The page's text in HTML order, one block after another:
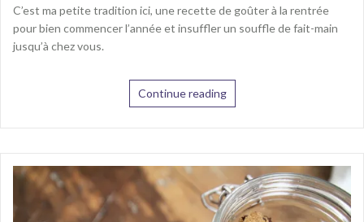
C’est ma petite tradition ici, une recette de goûter à la rentrée
pour bien commencer l’année et insuffler un souffle de fait-main
jusqu’à chez vous.
Continue reading